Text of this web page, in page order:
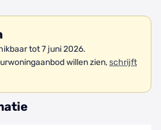
tot 7 juni 2026.
willen zien,schrijft